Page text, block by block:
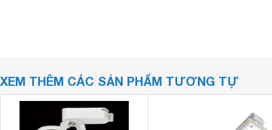
XEM THÊM CÁC SẢN PHẨM TƯƠNG TỰ